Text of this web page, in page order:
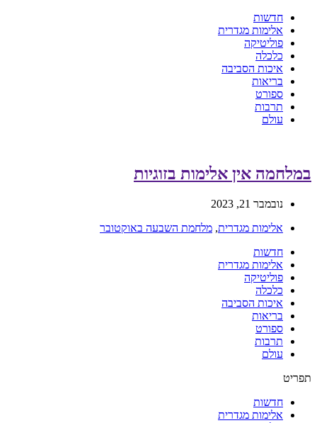
חדשות
אלימות מגדרית
פוליטיקה
כלכלה
איכות הסביבה
בריאות
ספורט
תרבות
עולם
במלחמה אין אלימות בזוגיות
נובמבר 21, 2023
אלימות מגדרית, מלחמת השבעה באוקטובר
חדשות
אלימות מגדרית
פוליטיקה
כלכלה
איכות הסביבה
בריאות
ספורט
תרבות
עולם
תפריט
חדשות
אלימות מגדרית